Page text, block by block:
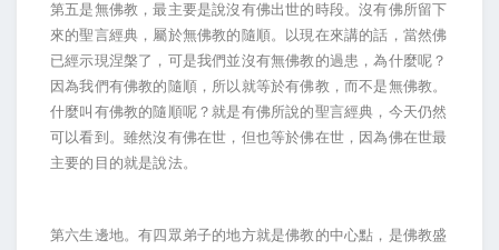
第五是無佛教，最主要是說沒有佛出世的時段。沒有佛所留下
來的聖言經典，屬於無佛教的隨順。以現在來講的話，當然佛
已經示現涅槃了，可是我們並沒有無佛教的過患，為什麼呢？
因為我們有佛教的隨順，所以就等於有佛教，而不是無佛教。
什麼叫有佛教的隨順呢？就是有佛所說的聖言經典，今天仍然
可以看到。雖然沒有佛在世，但也等於佛在世，因為佛在世最
主要的目的就是說法。
第六生邊地。有四眾弟子的地方就是佛教的中心點，是佛教盛